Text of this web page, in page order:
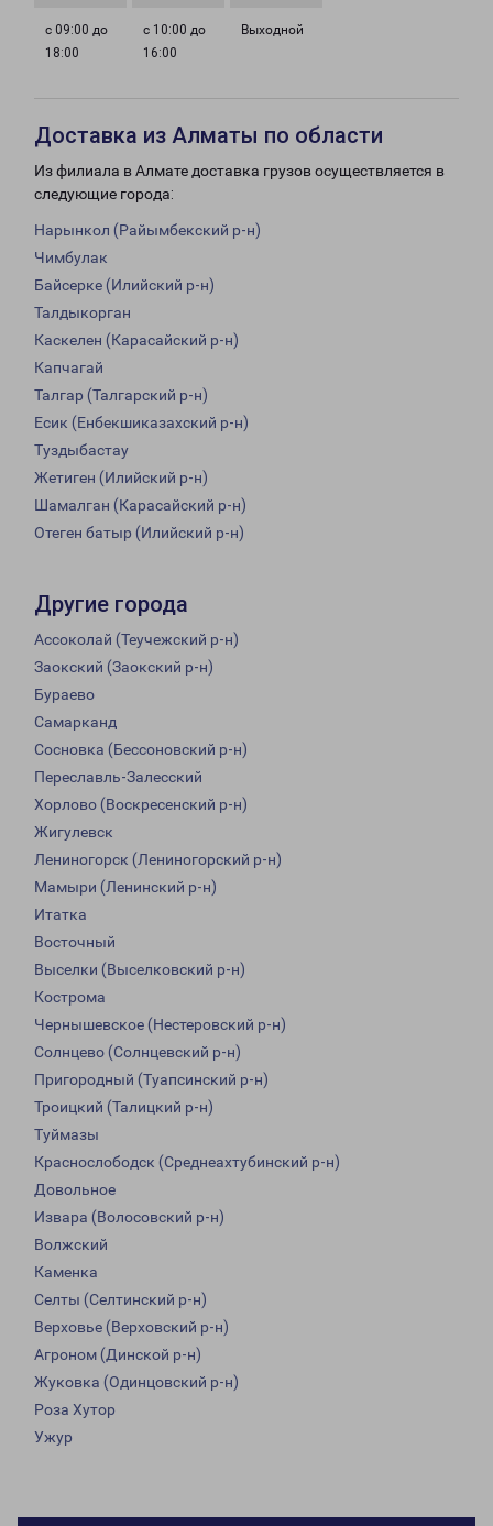
с 09:00 до
18:00
с 10:00 до
16:00
Выходной
Доставка из Алматы по области
Из филиала в Алмате доставка грузов осуществляется в
следующие города:
Нарынкол (Райымбекский р-н)
Чимбулак
Байсерке (Илийский р-н)
Талдыкорган
Каскелен (Карасайский р-н)
Капчагай
Талгар (Талгарский р-н)
Есик (Енбекшиказахский р-н)
Туздыбастау
Жетиген (Илийский р-н)
Шамалган (Карасайский р-н)
Отеген батыр (Илийский р-н)
Другие города
Ассоколай (Теучежский р-н)
Заокский (Заокский р-н)
Бураево
Самарканд
Сосновка (Бессоновский р-н)
Переславль-Залесский
Хорлово (Воскресенский р-н)
Жигулевск
Лениногорск (Лениногорский р-н)
Мамыри (Ленинский р-н)
Итатка
Восточный
Выселки (Выселковский р-н)
Кострома
Чернышевское (Нестеровский р-н)
Солнцево (Солнцевский р-н)
Пригородный (Туапсинский р-н)
Троицкий (Талицкий р-н)
Туймазы
Краснослободск (Среднеахтубинский р-н)
Довольное
Извара (Волосовский р-н)
Волжский
Каменка
Селты (Селтинский р-н)
Верховье (Верховский р-н)
Агроном (Динской р-н)
Жуковка (Одинцовский р-н)
Роза Хутор
Ужур